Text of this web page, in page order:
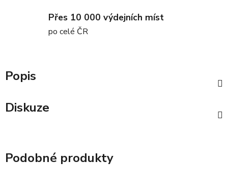
Přes 10 000 výdejních míst
po celé ČR
Popis
Diskuze
Podobné produkty